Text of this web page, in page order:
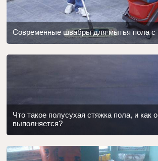
Современные швабры для мытья пола с
Что такое полусухая стяжка пола, и как
выполняется?